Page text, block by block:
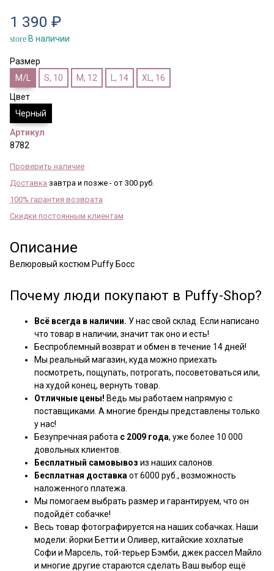
1 390 ₽
store В наличии
Размер
M/L
S, 10 M, 12 L, 14
XL, 16
Цвет
Черный
Артикул
8782
Проверить наличие
Доставка завтра и позже - от 300 руб.
100% гарантия возврата
Скидки постоянным клиентам
Описание
Велюровый костюм Puffy Босс
Почему люди покупают в Puffy-Shop?
Всё всегда в наличии. У нас свой склад. Если написано
что товар в наличии, значит так оно и есть!
Беспроблемный возврат и обмен в течение 14 дней!
Мы реальный магазин, куда можно приехать
посмотреть, пощупать, потрогать, посоветоваться или,
на худой конец, вернуть товар.
Отличные цены! Ведь мы работаем напрямую с
поставщиками. А многие бренды представлены только
у нас!
Безупречная работа с 2009 года, уже более 10 000
довольных клиентов.
Бесплатный самовывоз из наших салонов.
Бесплатная доставка от 6000 руб., возможность
наложенного платежа.
Мы помогаем выбрать размер и гарантируем, что он
подойдёт собачке!
Весь товар фотографируется на наших собачках. Наши
модели: йорки Бетти и Оливер, китайские хохлатые
Софи и Марсель, той-терьер Бэмби, джек рассел Майло
и многие другие стараются сделать Ваш выбор ещё